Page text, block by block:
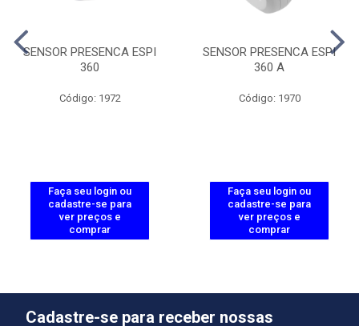
SENSOR PRESENCA ESPI
360
Código: 1972
Faça seu login ou
cadastre-se para
ver preços e
comprar
SENSOR PRESENCA ESPI
360 A
Código: 1970
Faça seu login ou
cadastre-se para
ver preços e
comprar
Cadastre-se para receber nossas